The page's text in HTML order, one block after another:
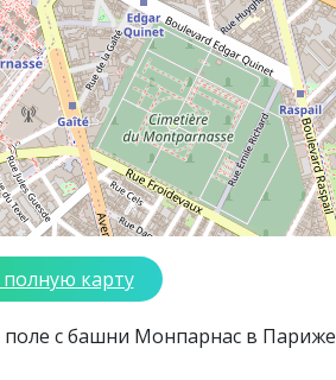
карту
с башни Монпарнас в